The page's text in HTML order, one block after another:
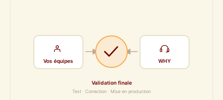
Vos équipes WHY
Validation finale
Test · Correction · Mise en production